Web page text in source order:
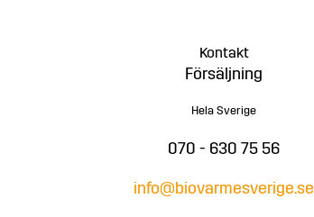
Kontakt
Försäljning
Hela Sverige
070 - 630 75 56
info@biovarmesverige.se